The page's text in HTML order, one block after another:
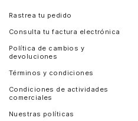
Rastrea tu pedido
Consulta tu factura electrónica
Política de cambios y
devoluciones
Términos y condiciones
Condiciones de actividades
comerciales
Nuestras políticas